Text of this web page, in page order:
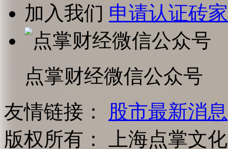
加入我们 申请认证砖家
点掌财经微信公众号
友情链接：
股市最新消息
版权所有：
上海点掌文